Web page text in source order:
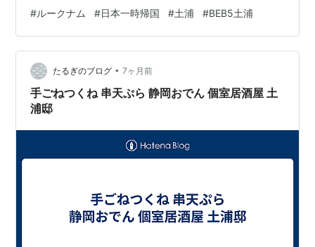
の指定が出来ない』ということです。 コインランドリー
のある場所の近くに泊まりたいのですが、それが出来な
い。2泊以上する場合には、希望を聞いてほしいなー。
駅直結です。 お部屋も素敵。 【じゃらん掲載】LIXIA ト
ラベルポーチ 吊り下げ 旅行 便利グッズ 圧縮 クローゼッ
ト 吊り下げポ…
#ルークナム #日本一時帰国 #土浦 #BEB5土浦
たるぎのブログ • 7ヶ月前
手ごねつくね 串天ぷら 静岡おでん 個室居酒屋 土
浦邸